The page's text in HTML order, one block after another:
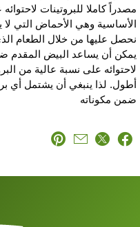
كاملا للبروتينات لاحتوائه
وهي الأحماض التي لا
عليها من خلال الطعام الذي
أن يساعد البيض المقدم
على نسبة عالية من
لذا ينبغي أن يشتمل أي
مكوناته